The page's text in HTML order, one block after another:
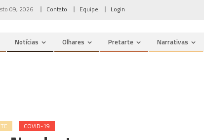
09, 2026 Contato Equipe Login
Notícias Olhares Pretarte Narrativas
COVID-19